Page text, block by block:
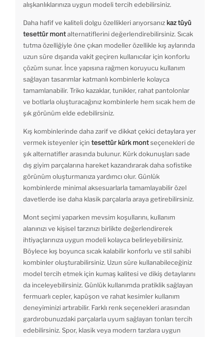
alışkanlıklarınıza uygun modeli tercih edebilirsiniz.
Daha hafif ve kaliteli dolgu özellikleri arıyorsanız kaz tüyü
tesettür montalternatiflerini değerlendirebilirsiniz. Sıcak
tutma özelliğiyle öne çıkan modeller özellikle kış aylarında
uzun süre dışarıda vakit geçiren kullanıcılar için konforlu
çözüm sunar. İnce yapısına rağmen koruyucu kullanım
sağlayan tasarımlar katmanlı kombinlerle kolayca
tamamlanabilir. Triko kazaklar, tunikler, rahat pantolonlar
ve botlarla oluşturacağınız kombinlerle hem sıcak hem de
şık görünüm elde edebilirsiniz.
Kış kombinlerinde daha zarif ve dikkat çekici detaylara yer
vermek isteyenler için tesettür kürk montseçenekleri de
şık alternatifler arasında bulunur. Kürk dokunuşları sade
dış giyim parçalarına hareket kazandırarak daha sofistike
görünüm oluşturmanıza yardımcı olur. Günlük
kombinlerde minimal aksesuarlarla tamamlayabilir özel
davetlerde ise daha klasik parçalarla araya getirebilirsiniz.
Mont seçimi yaparken mevsim koşullarını, kullanım
alanınızı ve kişisel tarzınızı birlikte değerlendirerek
ihtiyaçlarınıza uygun modeli kolayca belirleyebilirsiniz.
Böylece kış boyunca sıcak kalabilir konforlu ve stil sahibi
kombinler oluşturabilirsiniz. Uzun süre kullanabileceğiniz
model tercih etmek için kumaş kalitesi ve dikiş detaylarını
da inceleyebilirsiniz. Günlük kullanımda pratiklik sağlayan
fermuarlı cepler, kapüşon ve rahat kesimler kullanım
deneyiminizi artırabilir. Farklı renk seçenekleri arasından
gardırobunuzdaki parçalarla uyum sağlayan tonları tercih
edebilirsiniz. Spor, klasik veya modern tarzlara uygun